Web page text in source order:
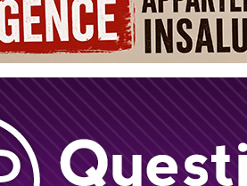
4 personnes viennent de
3 personnes viennent de
Odaya vient de donner
3 personnes
2 personnes viennent de
13 personnes viennent
30 personnes